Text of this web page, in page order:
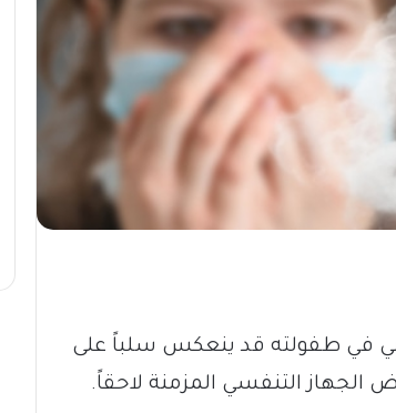
في طفولته قد ينعكس سلباً على
الجهاز التنفسي المزمنة لاحقاً.